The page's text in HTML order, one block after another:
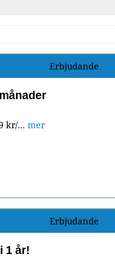
Erbjudande
kr/...mer
Erbjudande
1 år!